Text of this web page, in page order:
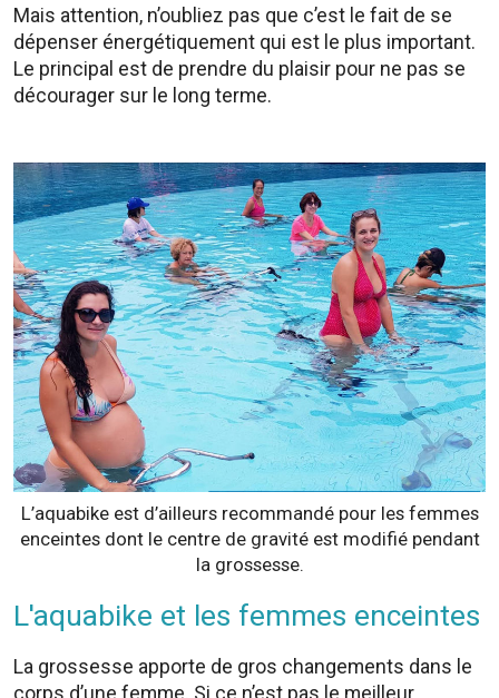
Mais attention, n’oubliez pas que c’est le fait de se
dépenser énergétiquement qui est le plus important.
Le principal est de prendre du plaisir pour ne pas se
décourager sur le long terme.
L’aquabike est d’ailleurs recommandé pour les femmes
enceintes dont le centre de gravité est modifié pendant
la grossesse.
L'aquabike et les femmes enceintes
La grossesse apporte de gros changements dans le